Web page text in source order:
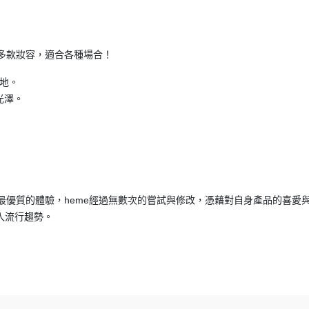
妝容，適合各種場合！
。
。
優質的體驗，heme經過無數次的嘗試與修改，憑藉對自身產品的喜愛
行趨勢。